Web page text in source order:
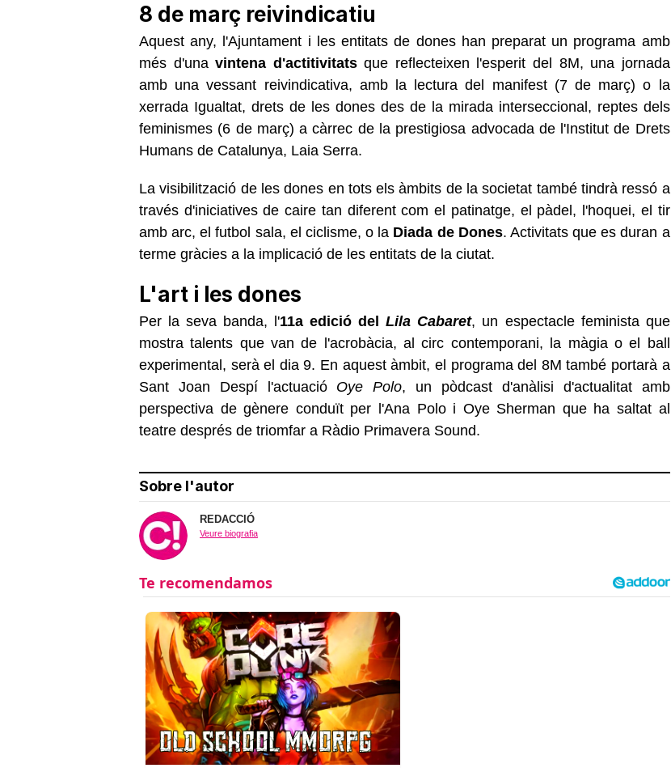
8 de març reivindicatiu
Aquest any, l'Ajuntament i les entitats de dones han preparat un programa amb
més d'unavintena d'actitivitatsque reflecteixen l'esperit del 8M, una jornada
amb una vessant reivindicativa, amb la lectura del manifest (7 de març) o la
xerrada Igualtat, drets de les dones des de la mirada interseccional, reptes dels
feminismes (6 de març) a càrrec de la prestigiosa advocada de l'Institut de Drets
Humans de Catalunya, Laia Serra.
La visibilització de les dones en tots els àmbits de la societat també tindrà ressó a
través d'iniciatives de caire tan diferent com el patinatge, el pàdel, l'hoquei, el tir
amb arc, el futbol sala, el ciclisme, o la Diada de Dones. Activitats que es duran a
terme gràcies a la implicació de les entitats de la ciutat.
L'art i les dones
Per la seva banda, l'11a edició delLila Cabaret, un espectacle feminista que
mostra talents que van de l'acrobàcia, al circ contemporani, la màgia o el ball
experimental, serà el dia 9. En aquest àmbit, el programa del 8M també portarà a
Sant Joan Despí l'actuació Oye Polo, un pòdcast d'anàlisi d'actualitat amb
perspectiva de gènere conduït per l'Ana Polo i Oye Sherman que ha saltat al
teatre després de triomfar a Ràdio Primavera Sound.
Sobre l'autor
REDACCIÓ
Veure biografia